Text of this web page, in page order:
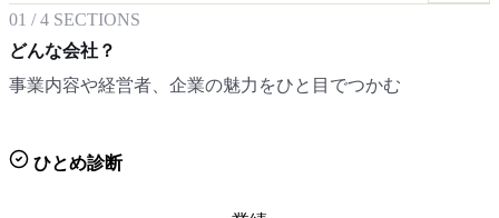
01 /4 SECTIONS
どんな会社？
事業内容や経営者、企業の魅力をひと目でつかむ
ひとめ診断